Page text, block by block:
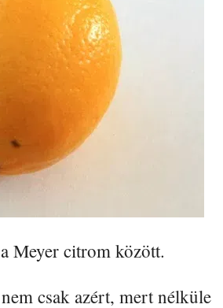
Meyer citrom között.
csak azért, mert nélküle